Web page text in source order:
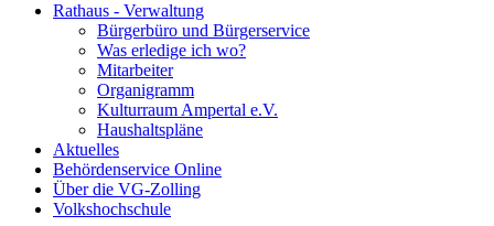
Rathaus - Verwaltung
Bürgerbüro und Bürgerservice
Was erledige ich wo?
Mitarbeiter
Organigramm
Kulturraum Ampertal e.V.
Haushaltspläne
Aktuelles
Behördenservice Online
Über die VG-Zolling
Volkshochschule